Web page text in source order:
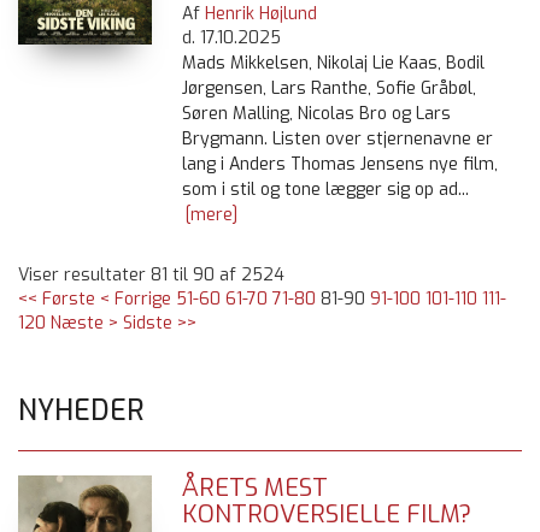
Af Henrik Højlund
d. 17.10.2025
Mads Mikkelsen, Nikolaj Lie Kaas, Bodil
Jørgensen, Lars Ranthe, Sofie Gråbøl,
Søren Malling, Nicolas Bro og Lars
Brygmann. Listen over stjernenavne er
lang i Anders Thomas Jensens nye film,
som i stil og tone lægger sig op ad...
[mere]
Viser resultater 81 til 90 af 2524
<< Første < Forrige 51-60 61-70 71-80 81-90 91-100 101-110 111-
120 Næste > Sidste >>
NYHEDER
ÅRETS MEST
KONTROVERSIELLE FILM?